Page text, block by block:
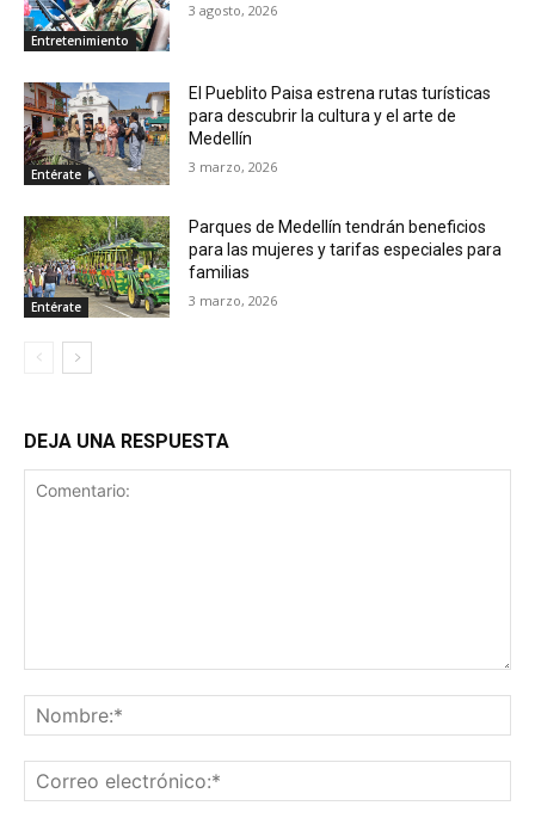
Entretenimiento
3 agosto, 2026
Entérate
El Pueblito Paisa estrena rutas turísticas
para descubrir la cultura y el arte de
Medellín
3 marzo, 2026
Entérate
Parques de Medellín tendrán beneficios
para las mujeres y tarifas especiales para
familias
3 marzo, 2026
DEJA UNA RESPUESTA